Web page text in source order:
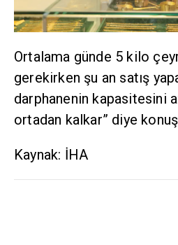
Ortalama günde 5 kilo
gerekirken şu an satış
darphanenin kapasitesini
ortadan kalkar” diye
Kaynak: İHA